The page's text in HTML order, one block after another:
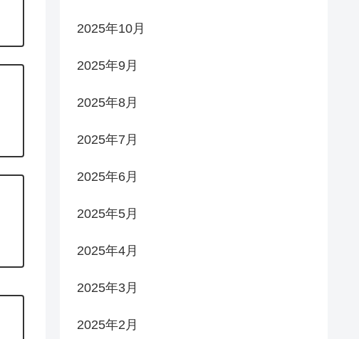
2025年10月
2025年9月
2025年8月
2025年7月
2025年6月
2025年5月
2025年4月
2025年3月
2025年2月